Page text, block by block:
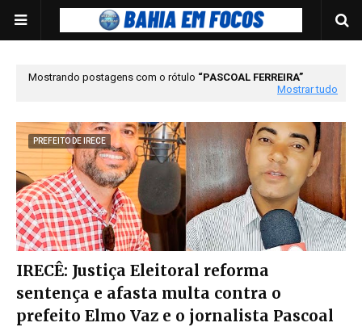
Mostrando postagens com o rótulo
PASCOAL FERREIRA
Mostrar tudo
PREFEITO DE IRECE
IRECÊ: Justiça Eleitoral reforma
sentença e afasta multa contra o
prefeito Elmo Vaz e o jornalista Pascoal